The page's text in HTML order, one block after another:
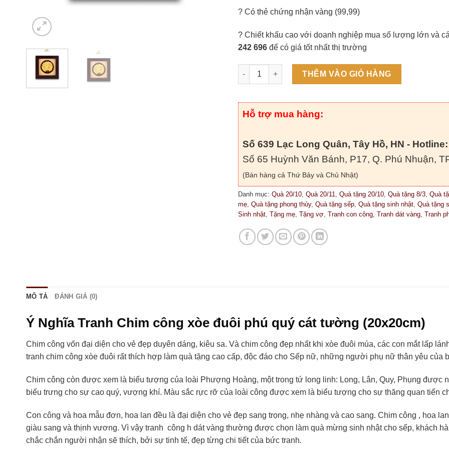
? Có thẻ chứng nhận vàng (99,99)
? Chiết khấu cao với doanh nghiệp mua số lượng lớn và
242 696 để có giá tốt nhất thị trường
Tranh Chim công xòe đuôi phú quý cát tường (20x20cm) số
THÊM VÀO GIỎ HÀNG
Hỗ trợ mua hàng:
Số 639 Lạc Long Quân, Tây Hồ, HN -
Số 65 Huỳnh Văn Bánh, P17, Q. Phú Nhuận,
(Bán hàng cả Thứ Bảy và Chủ Nhật)
Danh mục:Quà 20/10,Quà 20/11,Quà tặng 20/10,Quà tặng 8/3,Quà
mẹ,Quà tặng phong thủy,Quà tặng sếp,Quà tặng sinh nhật,Quà tặng
Sinh nhật,Tặng mẹ,Tặng vợ,Tranh con công,Tranh dát vàng,Tranh
MÔ TẢ ĐÁNH GIÁ (0)
Ý Nghĩa Tranh Chim công xòe đuôi phú quý cát tường (20x20cm)
Chim công vốn đại diện cho vẻ đẹp duyên dáng, kiêu sa. Và chim công đẹp nhất khi xòe đuôi múa, các con mắt lấp
tranh chim công xòe đuôi rất thích hợp làm quà tặng cao cấp, độc đáo cho Sếp nữ, những người phụ nữ thân yêu của
Chim công còn được xem là biểu tượng của loài Phượng Hoàng, một trong tứ long linh: Long, Lân, Quy, Phụng
biểu trưng cho sự cao quý, vượng khí. Màu sắc rực rỡ của loài công được xem là biểu tượng cho sự thăng quan tiến
Con công và hoa mẫu đơn, hoa lan đều là đại diện cho vẻ đẹp sang trọng, nhẹ nhàng và cao sang. Chim công , hoa
giàu sang và thịnh vương. Vì vậy tranh công h dát vàng thường được chọn làm quà mừng sinh nhật cho sếp, khách
chắc chắn người nhận sẽ thích, bởi sự tinh tế, đẹp từng chi tiết của bức tranh.